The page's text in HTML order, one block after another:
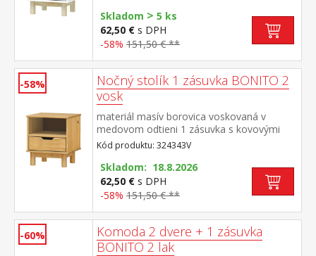
Skladom > 5 ks
62,50 € s DPH
-58% 151,50 € **
-58%
Nočný stolík 1 zásuvka BONITO 2
vosk
materiál masív borovica voskovaná v
medovom odtieni 1 zásuvka s kovovými
pojazdmi
Kód produktu: 324343V
Skladom: 18.8.2026
62,50 € s DPH
-58% 151,50 € **
-60%
Komoda 2 dvere + 1 zásuvka
BONITO 2 lak